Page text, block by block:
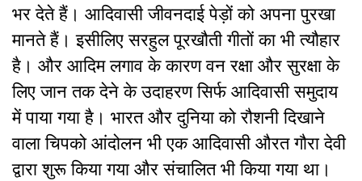
भर देते हैं। आदिवासी जीवनदाई पेड़ों को अपना पुरखा
मानते हैं। इसीलिए सरहुल पूरखौती गीतों का भी त्यौहार
है। और आदिम लगाव के कारण वन रक्षा और सुरक्षा के
लिए जान तक देने के उदाहरण सिर्फ आदिवासी समुदाय
में पाया गया है। भारत और दुनिया को रौशनी दिखाने
वाला चिपको आंदोलन भी एक आदिवासी औरत गौरा देवी
द्वारा शुरू किया गया और संचालित भी किया गया था।